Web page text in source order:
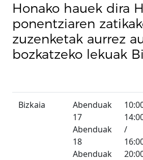
Honako hauek dira
ponentziaren
zuzenketak aurrez
bozkatzeko lekuak
Bizkaia
Abenduak
17
Abenduak
18
Abenduak
/